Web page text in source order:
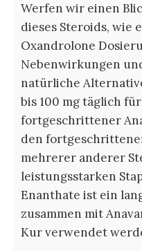
Werfen wir einen
dieses Steroids, wie
Oxandrolone
Nebenwirkungen
natürliche
bis 100 mg täglich
fortgeschrittener
den
mehrerer anderer
leistungsstarken
Enanthate ist ein
zusammen mit
Kur verwendet